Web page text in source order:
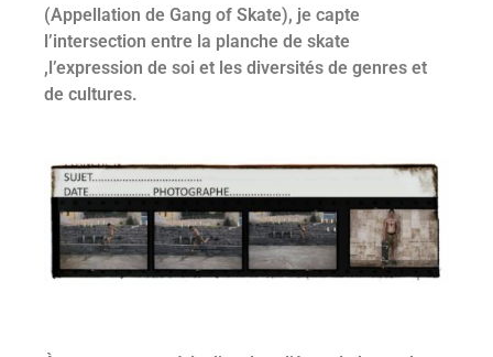
(Appellation de Gang of Skate), je capte
l’intersection entre la planche de skate
,l’expression de soi et les diversités de genres et
de cultures.